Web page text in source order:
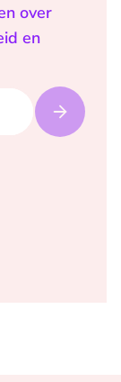
over
en